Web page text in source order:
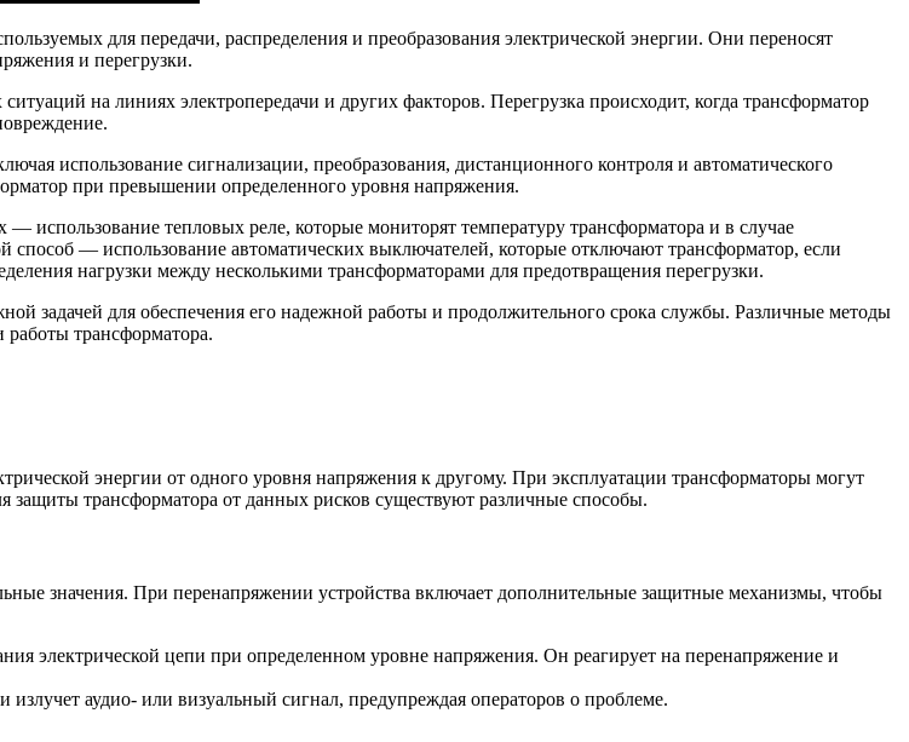
для передачи, распределения и преобразования электрической энергии. Они переносят
и перегрузки.
на линиях электропередачи и других факторов. Перегрузка происходит, когда трансформатор
использование сигнализации, преобразования, дистанционного контроля и автоматического
при превышении определенного уровня напряжения.
тепловых реле, которые мониторят температуру трансформатора и в случае
— использование автоматических выключателей, которые отключают трансформатор, если
нагрузки между несколькими трансформаторами для предотвращения перегрузки.
задачей для обеспечения его надежной работы и продолжительного срока службы. Различные методы
работы трансформатора.
энергии от одного уровня напряжения к другому. При эксплуатации трансформаторы могут
трансформатора от данных рисков существуют различные способы.
значения. При перенапряжении устройства включает дополнительные защитные механизмы, чтобы
электрической цепи при определенном уровне напряжения. Он реагирует на перенапряжение и
излучет аудио- или визуальный сигнал, предупреждая операторов о проблеме.